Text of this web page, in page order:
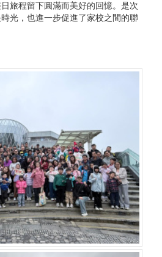
旅程留下圓滿而美好的回憶。是次
光，也進一步促進了家校之間的聯